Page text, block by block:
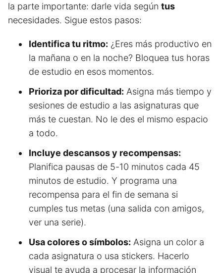
la parte importante: darle vida según tus
necesidades. Sigue estos pasos:
Identifica tu ritmo: ¿Eres más productivo en
la mañana o en la noche? Bloquea tus horas
de estudio en esos momentos.
Prioriza por dificultad: Asigna más tiempo y
sesiones de estudio a las asignaturas que
más te cuestan. No le des el mismo espacio
a todo.
Incluye descansos y recompensas:
Planifica pausas de 5-10 minutos cada 45
minutos de estudio. Y programa una
recompensa para el fin de semana si
cumples tus metas (una salida con amigos,
ver una serie).
Usa colores o símbolos: Asigna un color a
cada asignatura o usa stickers. Hacerlo
visual te ayuda a procesar la información